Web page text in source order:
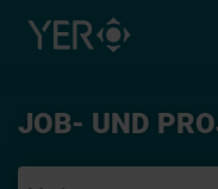
Typ auswählen
JOB- UND